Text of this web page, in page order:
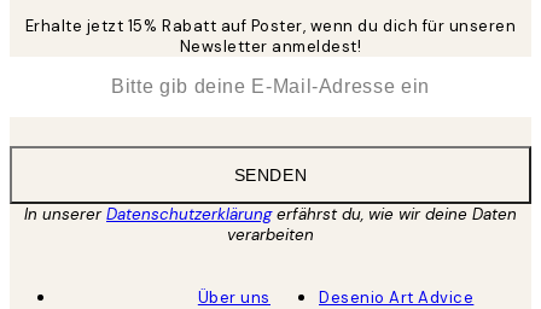
Erhalte jetzt 15% Rabatt auf Poster, wenn du dich für unseren
Newsletter anmeldest!
SENDEN
In unsererDatenschutzerklärungerfährst du, wie wir deine Daten
verarbeiten
Über uns
Desenio Art Advice